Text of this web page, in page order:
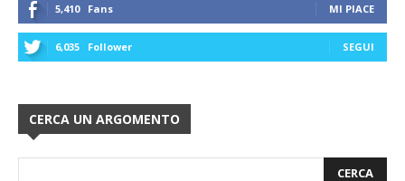
5,410 Fans MI PIACE
6,035 Follower SEGUI
CERCA UN ARGOMENTO